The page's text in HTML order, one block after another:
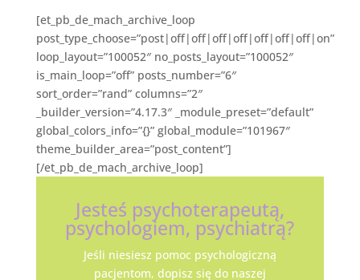
[et_pb_de_mach_archive_loop
post_type_choose=”post|off|off|off|off|off|off|off|on”
loop_layout=”100052″ no_posts_layout=”100052″
is_main_loop=”off” posts_number=”6″
sort_order=”rand” columns=”2″
_builder_version=”4.17.3″ _module_preset=”default”
global_colors_info=”{}” global_module=”101967″
theme_builder_area=”post_content”]
[/et_pb_de_mach_archive_loop]
Jesteś psychoterapeutą,
psychologiem, psychiatrą?
Jeśli niesiesz pomoc psychologiczną
pacjentom, dopisz się do naszej